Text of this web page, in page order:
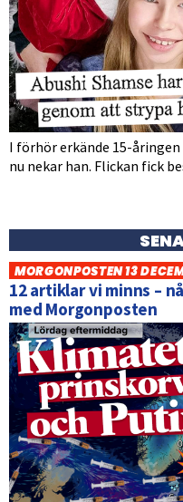
I förhör erkände 15-
nu nekar han. Flickan fick
MORGONPOSTEN 13
12 artiklar vi minns –
med Morgonposten